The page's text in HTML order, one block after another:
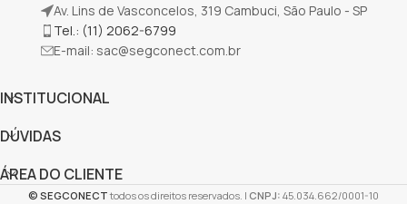
Av. Lins de Vasconcelos, 319 Cambuci, São Paulo - SP
Tel.: (11) 2062-6799
E-mail: sac@segconect.com.br
INSTITUCIONAL
DÚVIDAS
ÁREA DO CLIENTE
© SEGCONECTtodos os direitos reservados. | CNPJ: 45.034.662/0001-10